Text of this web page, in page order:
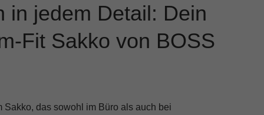
in jedem Detail: Dein
Fit Sakko von BOSS
Sakko, das sowohl im Büro als auch bei